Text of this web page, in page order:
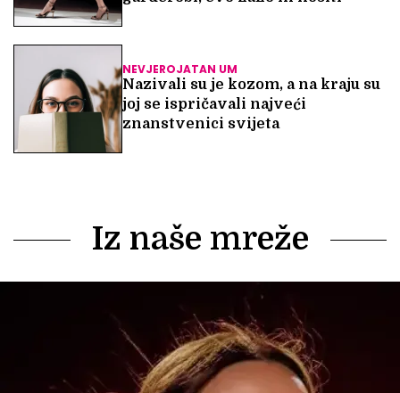
NEVJEROJATAN UM
Nazivali su je kozom, a na kraju su
joj se ispričavali najveći
znanstvenici svijeta
Iz naše mreže